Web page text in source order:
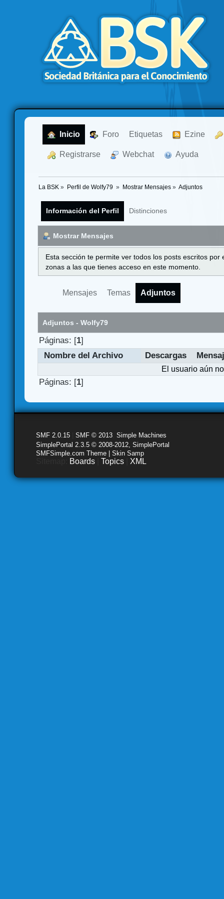
Inicio Foro Etiquetas Ezine
Registrarse Webchat Ayuda
La BSK » Perfil de Wolfy79 » Mostrar Mensajes» Adjuntos
Información del Perfil Distinciones
Mostrar Mensajes
Esta sección te permite ver todos los posts escritos
zonas a las que tienes acceso en este momento.
Mensajes Temas Adjuntos
Adjuntos - Wolfy79
Páginas: [1]
Nombre del Archivo
Descargas
El usuario aún
Páginas: [1]
SMF 2.0.15 SMF © 2013 Simple Machines
SimplePortal 2.3.5 © 2008-2012, SimplePortal
SMFSimple.com Theme | Skin Samp
Boards Topics XML